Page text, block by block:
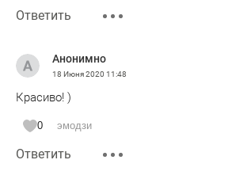
Ответить
Анонимно
18 Июня 2020 11:48
Красиво! )
0 эмодзи
Ответить